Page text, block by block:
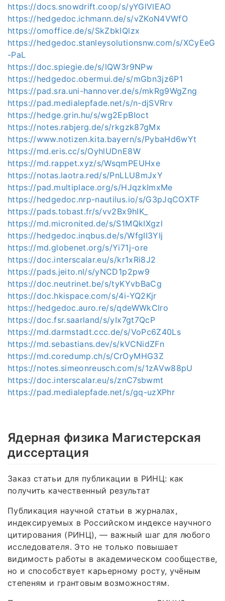
https://docs.snowdrift.coop/s/yYGlVlEAO
https://hedgedoc.ichmann.de/s/vZKoN4VWfO
https://omoffice.de/s/SkZbkIQlzx
https://hedgedoc.stanleysolutionsnw.com/s/XCyEeG
-PaL
https://doc.spiegie.de/s/lQW3r9NPw
https://hedgedoc.obermui.de/s/mGbn3jz6P1
https://pad.sra.uni-hannover.de/s/mkRg9WgZng
https://pad.medialepfade.net/s/n-djSVRrv
https://hedge.grin.hu/s/wg2EpBIoct
https://notes.rabjerg.de/s/rkgzk87gMx
https://www.notizen.kita.bayern/s/PybaHd6wYt
https://md.eris.cc/s/OyhlUDnE8W
https://md.rappet.xyz/s/WsqmPEUHxe
https://notas.laotra.red/s/PnLLU8mJxY
https://pad.multiplace.org/s/HJqzkImxMe
https://hedgedoc.nrp-nautilus.io/s/G3pJqCOXTF
https://pads.tobast.fr/s/vv2Bx9hIK_
https://md.micronited.de/s/S1MQkIXgzl
https://hedgedoc.inqbus.de/s/WfgII3YIj
https://md.globenet.org/s/Yi71j-ore
https://doc.interscalar.eu/s/kr1xRi8J2
https://pads.jeito.nl/s/yNCD1p2pw9
https://doc.neutrinet.be/s/tyKYvbBaCg
https://doc.hkispace.com/s/4i-YQ2Kjr
https://hedgedoc.auro.re/s/qdeWWkClro
https://doc.fsr.saarland/s/yIx7gt7QcP
https://md.darmstadt.ccc.de/s/VoPc6Z40Ls
https://md.sebastians.dev/s/kVCNidZFn
https://md.coredump.ch/s/CrOyMHG3Z
https://notes.simeonreusch.com/s/1zAVw88pU
https://doc.interscalar.eu/s/znC7sbwmt
https://pad.medialepfade.net/s/gq-uzXPhr
Ядерная физика Магистерская
диссертация
Заказ статьи для публикации в РИНЦ: как
получить качественный результат
Публикация научной статьи в журналах,
индексируемых в Российском индексе научного
цитирования (РИНЦ), — важный шаг для любого
исследователя. Это не только повышает
видимость работы в академическом сообществе,
но и способствует карьерному росту, учёным
степеням и грантовым возможностям.